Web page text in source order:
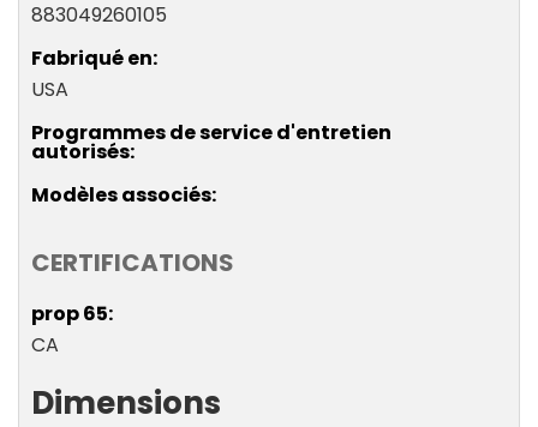
883049260105
Fabriqué en
USA
Programmes de service d'entretien
autorisés
Modèles associés
CERTIFICATIONS
prop 65
CA
Dimensions